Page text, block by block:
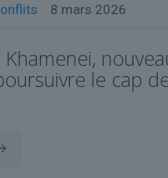
8 mars 2026
le cap